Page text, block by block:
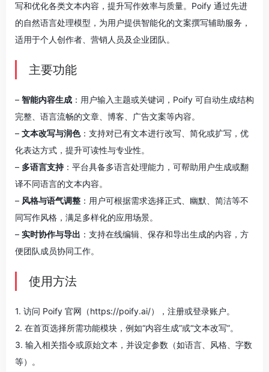
写和优化各类文本内容，提升写作效率与质量。Poify 通过先进
的自然语言处理模型，为用户提供智能化的文案撰写辅助服务，
适用于个人创作者、营销人员及企业团队。
主要功能
– 智能内容生成 ：用户输入主题或关键词，Poify 可自动生成结构
完整、语言流畅的文章、博客、广告文案等内容。
– 文本改写与润色：支持对已有文本进行改写、简化或扩写，优
化表达方式，提升可读性与专业性。
– 多语言支持：平台具备多语言处理能力，可帮助用户生成或翻
译不同语言的文本内容。
– 风格与语气调整 ：用户可根据需求选择正式、幽默、简洁等不
同写作风格，满足多样化的应用场景。
– 实时协作与导出 ：支持在线编辑、保存和导出生成的内容，方
便团队成员协同工作。
使用方法
1. 访问 Poify 官网（https://poify.ai/），注册或登录账户。
2. 在首页选择所需功能模块，例如“内容生成”或“文本改写”。
3. 输入相关指令或原始文本，并设定参数（如语言、风格、字数
等）。